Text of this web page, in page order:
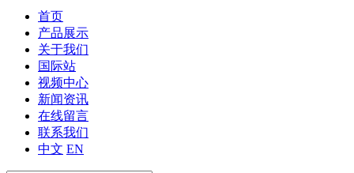
首页
产品展示
关于我们
国际站
视频中心
新闻资讯
在线留言
联系我们
中文 EN